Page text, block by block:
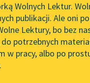
Zasady
Wolnych
Logotypy
Materiały
Wolnych Lektur.
publikacji. Ale oni
Lektury, bo bez
potrzebnych
w pracy, albo po